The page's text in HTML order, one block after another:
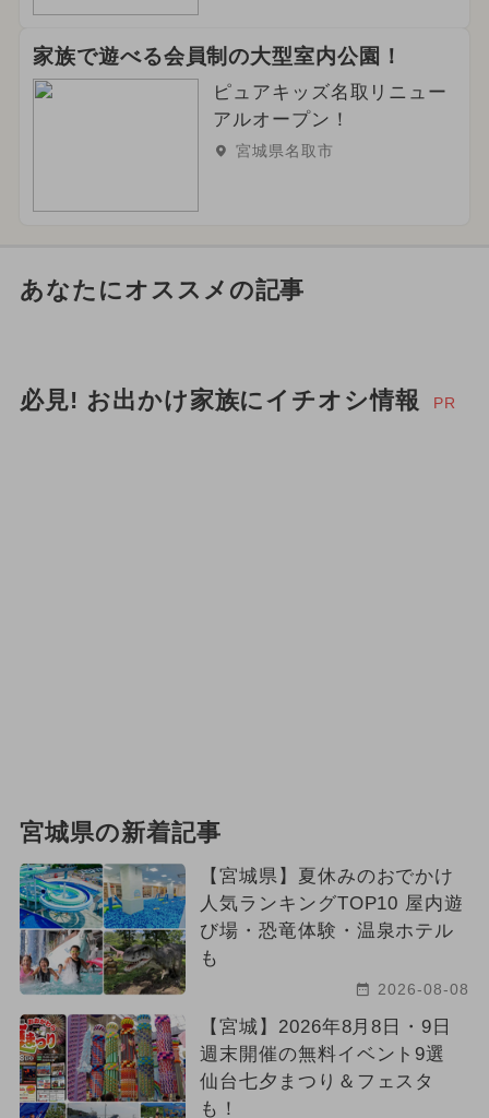
家族で遊べる会員制の大型室内公園！
ピュアキッズ名取リニュー
アルオープン！
宮城県名取市
あなたにオススメの記事
必見! お出かけ家族にイチオシ情報 PR
宮城県の新着記事
【宮城県】夏休みのおでかけ
人気ランキングTOP10 屋内遊
び場・恐竜体験・温泉ホテル
も
2026-08-08
【宮城】2026年8月8日・9日
週末開催の無料イベント9選
仙台七夕まつり＆フェスタ
も！